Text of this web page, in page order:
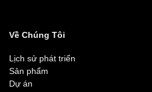
Về Chúng Tôi
Lịch sử phát triển
Sản phẩm
Dự án